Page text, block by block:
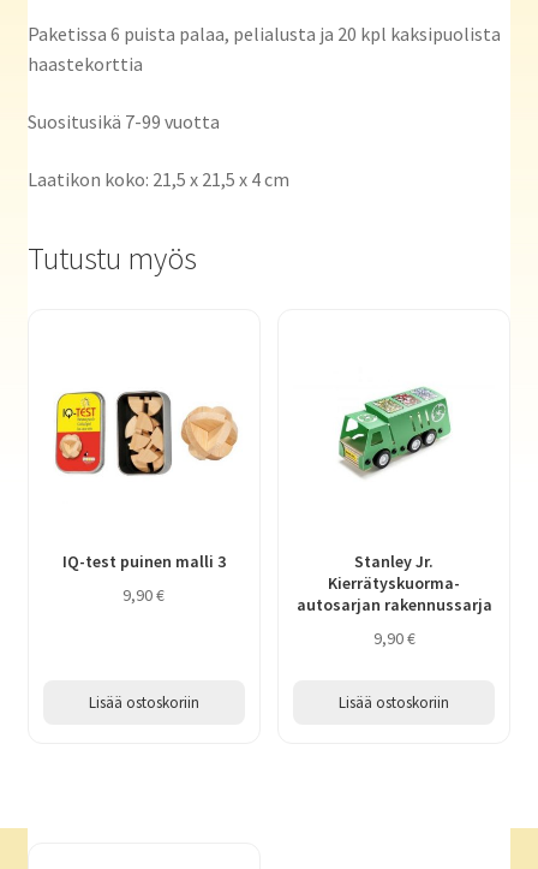
Paketissa 6 puista palaa, pelialusta ja 20 kpl kaksipuolista
haastekorttia
Suositusikä 7-99 vuotta
Laatikon koko: 21,5 x 21,5 x 4 cm
Tutustu myös
IQ-test puinen malli 3
9,90€
Lisää ostoskoriin
Stanley Jr.
Kierrätyskuorma-
autosarjan rakennussarja
9,90€
Lisää ostoskoriin